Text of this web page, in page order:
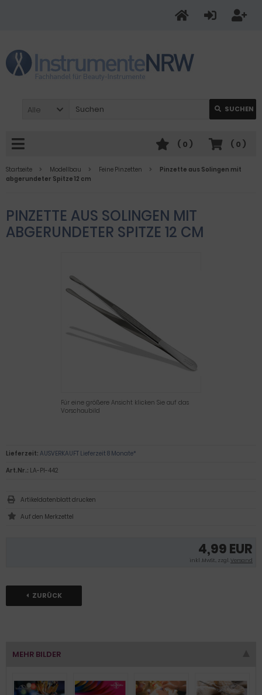
Alle SUCHEN
( 0 )
( 0 )
Startseite Modellbau Feine Pinzetten
Pinzette aus Solingen mit
abgerundeter Spitze 12 cm
PINZETTE AUS SOLINGEN MIT
ABGERUNDETER SPITZE 12 CM
Für eine größere Ansicht klicken Sie auf das
Vorschaubild
4,99 EUR
inkl .MwSt., zzgl.Versand
ZURÜCK
Lieferzeit: AUSVERKAUFT Lieferzeit 8 Monate*
Art.Nr.: LA-PI-442
Artikeldatenblatt drucken
MEHR BILDER